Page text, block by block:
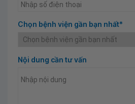
Chọn bệnh viện gần bạn nhất*
Nội dung cần tư vấn